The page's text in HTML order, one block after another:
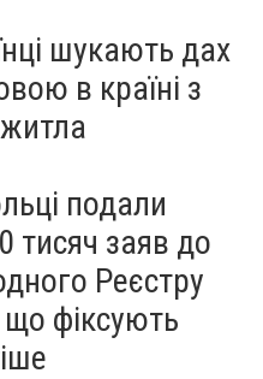
шукають дах
в країні з
подали
тисяч заяв до
Реєстру
що фіксують